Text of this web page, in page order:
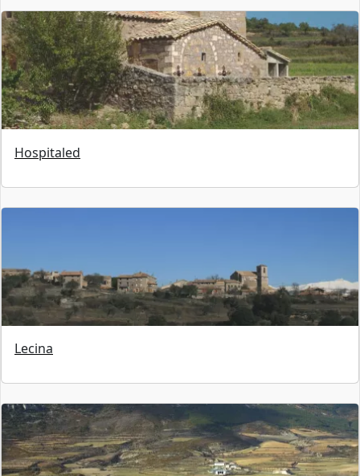
Hospitaled
Lecina